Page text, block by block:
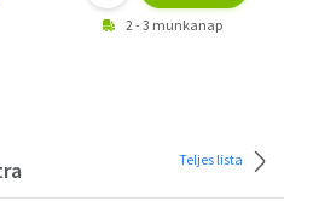
2 - 3 munkanap
Teljes lista